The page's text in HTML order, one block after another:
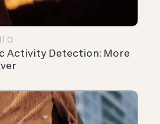
Activity Detection: More